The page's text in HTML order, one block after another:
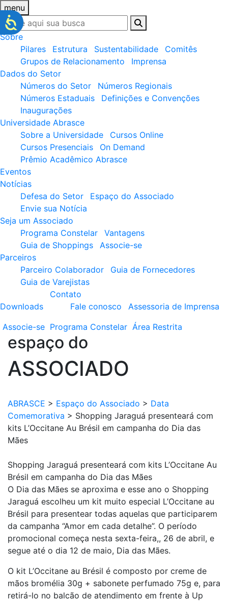
menu
Sobre
Pilares
Estrutura Sustentabilidade
Comitês
Grupos de Relacionamento
Imprensa
Dados do Setor
Números do Setor
Números Regionais
Números Estaduais
Definições e Convenções
Inaugurações
Universidade Abrasce
Sobre a Universidade
Cursos Online
Cursos Presenciais
On Demand
Prêmio Acadêmico Abrasce
Eventos
Notícias
Defesa do Setor
Espaço do Associado
Envie sua Notícia
Seja um Associado
Programa Constelar
Vantagens
Guia de Shoppings
Associe-se
Parceiros
Parceiro Colaborador
Guia de Fornecedores
Guia de Varejistas
Downloads
Contato
Fale conosco
Assessoria de Imprensa
Associe-se Programa Constelar Área Restrita
espaço do
ASSOCIADO
ABRASCE > Espaço do Associado > Data
Comemorativa > Shopping Jaraguá presenteará com
kits L’Occitane Au Brésil em campanha do Dia das
Mães
Shopping Jaraguá presenteará com kits L’Occitane Au
Brésil em campanha do Dia das Mães
O Dia das Mães se aproxima e esse ano o Shopping
Jaraguá escolheu um kit muito especial L’Occitane au
Brésil para presentear todas aquelas que participarem
da campanha “Amor em cada detalhe”. O período
promocional começa nesta sexta-feira,, 26 de abril, e
segue até o dia 12 de maio, Dia das Mães.
O kit L’Occitane au Brésil é composto por creme de
mãos bromélia 30g + sabonete perfumado 75g e, para
retirá-lo no balcão de atendimento em frente à Up